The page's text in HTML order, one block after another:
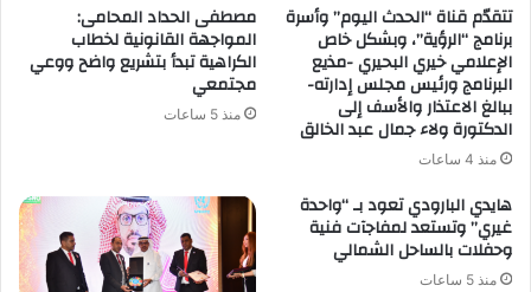
تتقدّم قناة “الحدث اليوم” وأسرة
برنامج “الرؤية”، وبشكل خاص
الإعلامي خيري البحيري -مذيع
البرنامج ورئيس مجلس إدارته-
ببالغ الاعتذار والأسف إلى
الدكتورة ولاء جمال عبد الخالق
منذ 4 ساعات
مصطفى الحداد المحامى:
المواجهة القانونية لخطاب
الكراهية تبدأ بتشريع واضح ووعي
مجتمعي
منذ 5 ساعات
هايدي البارودي تعود بـ “واحدة
غيري” وتستعد لمفاجآت فنية
وحفلات بالساحل الشمالي
منذ 5 ساعات